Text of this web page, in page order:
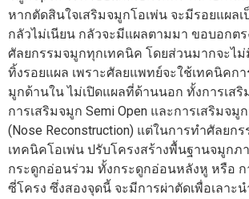
หากตัดสินใจเสริมจมูกโอเพ่น จะมีรอยแผลเ
กลัวไม่เนียน กลัวจะมีแผลตามมา ขอบอกตร
ศัลยกรรมจมูกทุกเทคนิค โดยส่วนมากจะไม่
ทิ้งรอยแผล เพราะศัลยแพทย์จะใช้เทคนิคก
มูกด้านใน ไม่เปิดแผลที่ด้านนอก ทั้งการเสริ
การเสริมจมูก Semi Open และการเสริมจมู
(Nose Reconstruction) แต่ในการทำศัลยก
เทคนิคโอเพ่น ปรับโครงสร้างพื้นฐานจมูกภ
กระดูกอ่อนร่วม ทั้งกระดูกอ่อนหลังหู หรือ ก
ซี่โครง ซึ่งสองจุดนี้ จะมีการผ่าตัดเพื่อเลาะ